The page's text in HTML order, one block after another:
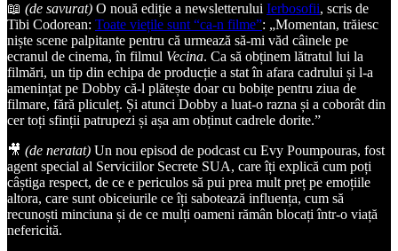
📖 (de savurat) O nouă ediție a newsletterului Ierbosofii, scris de
Tibi Codorean: Toate viețile sunt “ca-n filme”: „Momentan, trăiesc
niște scene palpitante pentru că urmează să-mi văd câinele pe
ecranul de cinema, în filmul Vecina. Ca să obținem lătratul lui la
filmări, un tip din echipa de producție a stat în afara cadrului și l-a
amenințat pe Dobby că-l plătește doar cu bobițe pentru ziua de
filmare, fără pliculeț. Și atunci Dobby a luat-o razna și a coborât din
cer toți sfinții patrupezi și așa am obținut cadrele dorite.”
🎥 (de neratat) Un nou episod de podcast cu Evy Poumpouras, fost
agent special al Serviciilor Secrete SUA, care îți explică cum poți
câștiga respect, de ce e periculos să pui prea mult preț pe emoțiile
altora, care sunt obiceiurile ce îți sabotează influența, cum să
recunoști minciuna și de ce mulți oameni rămân blocați într-o viață
nefericită.